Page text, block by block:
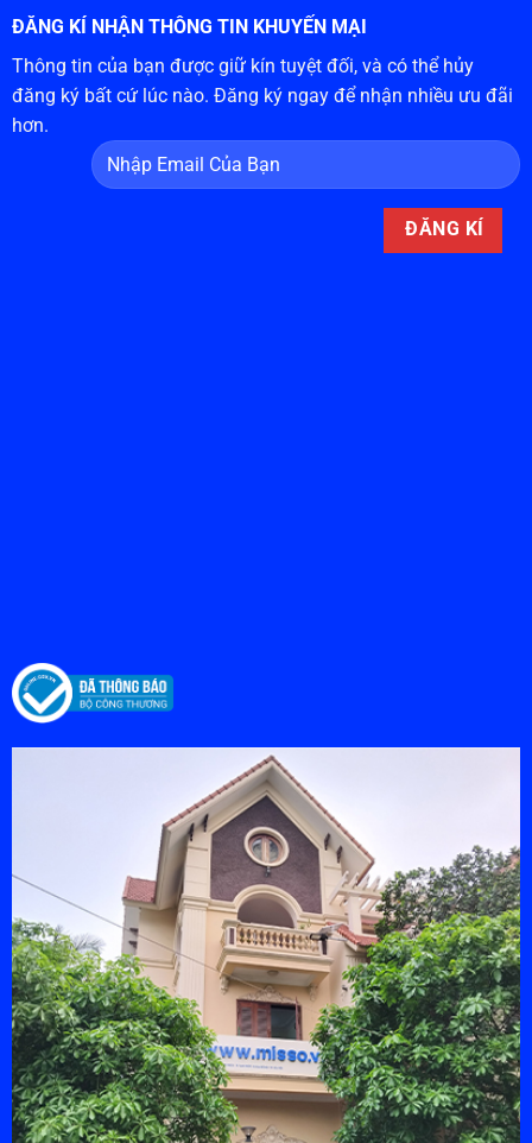
ĐĂNG KÍ NHẬN THÔNG TIN KHUYẾN MẠI
Thông tin của bạn được giữ kín tuyệt đối, và có thể hủy
đăng ký bất cứ lúc nào. Đăng ký ngay để nhận nhiều ưu đãi
hơn.